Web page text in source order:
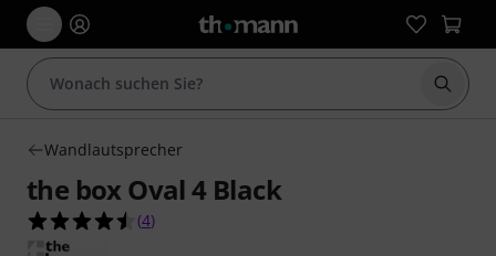
Suche
Wandlautsprecher
the box Oval 4 Black
4.5 von 5 Sternen aus 4 Kundenbewertungen
(4)